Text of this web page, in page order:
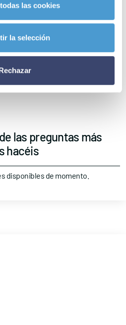
las cookies
la selección
las preguntas más
hacéis
disponibles de momento.